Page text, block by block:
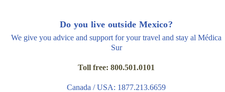
Do you live outside Mexico?
We give you advice and support for your travel and stay al Médica
Sur
Toll free: 800.501.0101
Canada / USA: 1877.213.6659